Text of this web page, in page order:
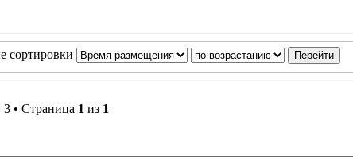
сортировки
• Страница 1 из 1